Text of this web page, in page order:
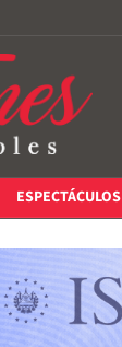
ESPECTÁCULOS